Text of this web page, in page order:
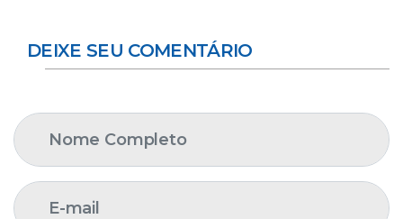
DEIXE SEU COMENTÁRIO